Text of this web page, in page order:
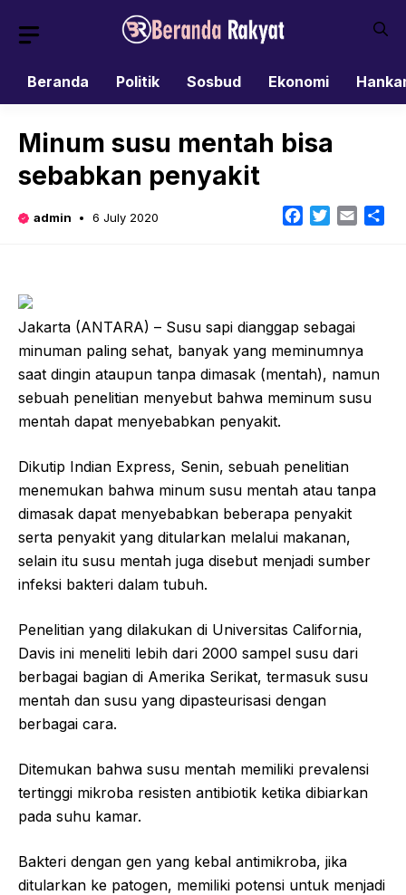
Beranda
Politik Sosbud Ekonomi
Minum susu mentah bisa
sebabkan penyakit
admin 6 July 2020 Facebook
TwitterEmail
Jakarta (ANTARA) – Susu sapi dianggap sebagai
minuman paling sehat, banyak yang meminumnya
saat dingin ataupun tanpa dimasak (mentah), namun
sebuah penelitian menyebut bahwa meminum susu
mentah dapat menyebabkan penyakit.
Dikutip Indian Express, Senin, sebuah penelitian
menemukan bahwa minum susu mentah atau tanpa
dimasak dapat menyebabkan beberapa penyakit
serta penyakit yang ditularkan melalui makanan,
selain itu susu mentah juga disebut menjadi sumber
infeksi bakteri dalam tubuh.
Penelitian yang dilakukan di Universitas California,
Davis ini meneliti lebih dari 2000 sampel susu dari
berbagai bagian di Amerika Serikat, termasuk susu
mentah dan susu yang dipasteurisasi dengan
berbagai cara.
Ditemukan bahwa susu mentah memiliki prevalensi
tertinggi mikroba resisten antibiotik ketika dibiarkan
pada suhu kamar.
Bakteri dengan gen yang kebal antimikroba, jika
ditularkan ke patogen, memiliki potensi untuk menjadi